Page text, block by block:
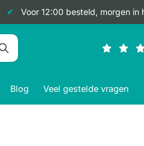
Voor 12:00 besteld, morgen in
Blog Veel gestelde vragen